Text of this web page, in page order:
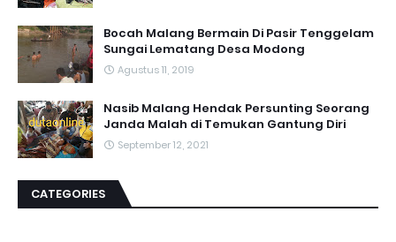
Bocah Malang Bermain Di Pasir Tenggelam
Sungai Lematang Desa Modong
Agustus 11, 2019
Nasib Malang Hendak Persunting Seorang
Janda Malah di Temukan Gantung Diri
September 12, 2021
CATEGORIES